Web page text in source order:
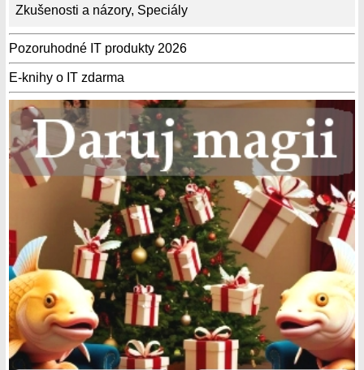
Zkušenosti a názory, Speciály
Pozoruhodné IT produkty 2026
E-knihy o IT zdarma